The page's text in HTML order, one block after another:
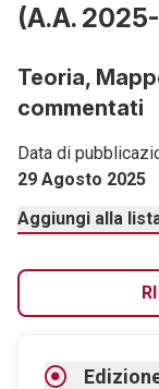
(A.A.
Teoria,
commentati
Data di
29 Agosto 2025
Aggiungi alla